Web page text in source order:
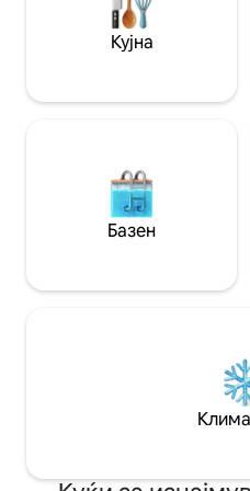
по милениче за ноќевање
одделно со ограничен
барање
Кујна
Базен